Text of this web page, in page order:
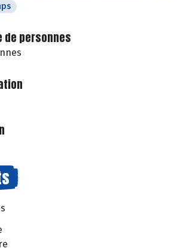
de personnes